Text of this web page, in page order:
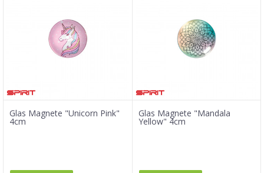
Glas Magnete "Unicorn Pink"
4cm
Glas Magnete "Mandala
Yellow" 4cm